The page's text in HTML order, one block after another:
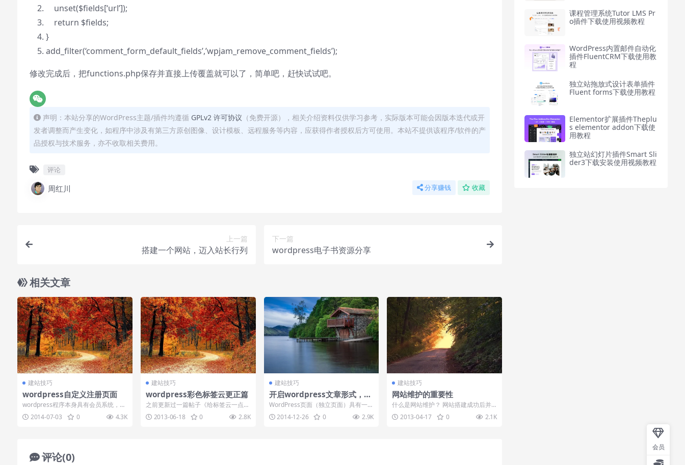
unset($fields[‘url’]);
return $fields;
}
add_filter(‘comment_form_default_fields’,’wpjam_remove_comment_fields’);
修改完成后，把functions.php保存并直接上传覆盖就可以了，简单吧，赶快试试吧。
声明：本站分享的WordPress主题/插件均遵循 GPLv2 许可协议 （免费开源），相关介绍资料仅供学习参考，实际版本可能会因版本迭代或开
发者调整而产生变化，如程序中涉及有第三方原创图像、设计模板、远程服务等内容，应获得作者授权后方可使用。本站不提供该程序/软件的产
品授权与技术服务，亦不收取相关费用。
评论
周红川 分享赚钱 收藏
上一篇
搭建一个网站，迈入站长行列
下一篇
wordpress电子书资源分享
相关文章
建站技巧
wordpress自定义注册页面
wordpress程序本身具有会员系统，但
是很多wordpress网站并没有开启...
2014-07-03 0 4.3K
建站技巧
wordpress彩色标签云更正篇
之前更新过一篇帖子《给标签云一点颜
色》，有朋友反映使用后会出现问题，
检查代码发现...
2013-06-18 0 2.8K
建站技巧
开启wordpress文章形式，编
辑不同文章风格
WordPress页面（独立页面）具有一个
很强的功能，只需要在随便一个页面的
顶部...2014-12-26 0 2.9K
建站技巧
网站维护的重要性
什么是网站维护？ 网站搭建成功后并
不是就万事大吉了，还需要长久持续的
更新和推广，...
2013-04-17 0 2.1K
评论(0)
课程管理系统Tutor LMS Pr
o插件下载使用视频教程
WordPress内置邮件自动化
插件FluentCRM下载使用教
程
独立站拖放式设计表单插件
Fluent forms下载使用教程
Elementor扩展插件Theplu
s elementor addon下载使
用教程
独立站幻灯片插件Smart Sli
der3下载安装使用视频教程
会员